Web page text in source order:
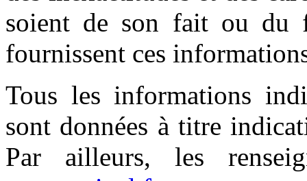
soient de son fait ou du
fournissent ces
Tous les informations
sont données à titre
Par ailleurs, les